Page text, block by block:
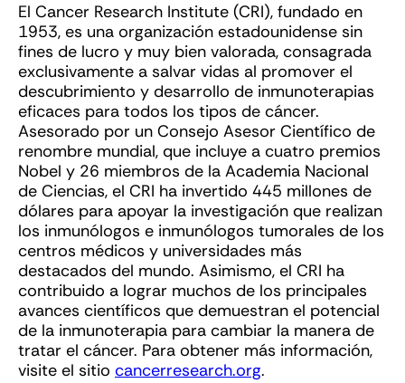
El Cancer Research Institute (CRI), fundado en
1953, es una organización estadounidense sin
fines de lucro y muy bien valorada, consagrada
exclusivamente a salvar vidas al promover el
descubrimiento y desarrollo de inmunoterapias
eficaces para todos los tipos de cáncer.
Asesorado por un Consejo Asesor Científico de
renombre mundial, que incluye a cuatro premios
Nobel y 26 miembros de la Academia Nacional
de Ciencias, el CRI ha invertido 445 millones de
dólares para apoyar la investigación que realizan
los inmunólogos e inmunólogos tumorales de los
centros médicos y universidades más
destacados del mundo. Asimismo, el CRI ha
contribuido a lograr muchos de los principales
avances científicos que demuestran el potencial
de la inmunoterapia para cambiar la manera de
tratar el cáncer. Para obtener más información,
visite el sitio cancerresearch.org.